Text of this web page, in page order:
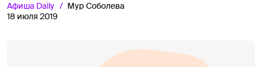
Афиша Daily
Мур Соболева
18 июля 2019